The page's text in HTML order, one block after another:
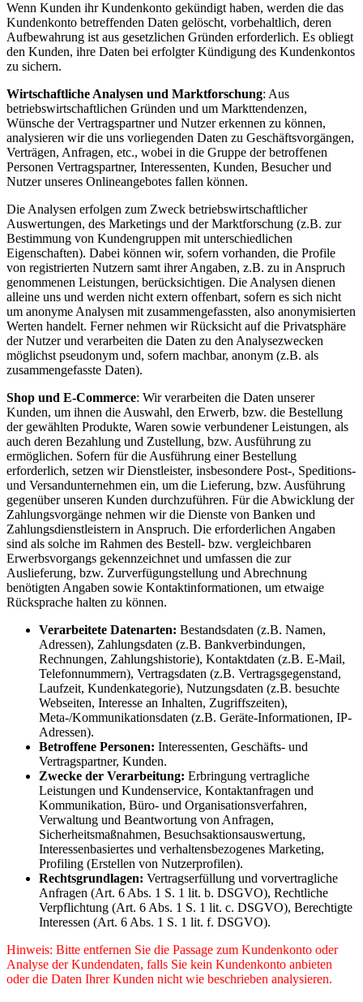
Wenn Kunden ihr Kundenkonto gekündigt haben, werden die das
Kundenkonto betreffenden Daten gelöscht, vorbehaltlich, deren
Aufbewahrung ist aus gesetzlichen Gründen erforderlich. Es obliegt
den Kunden, ihre Daten bei erfolgter Kündigung des Kundenkontos
zu sichern.
Wirtschaftliche Analysen und Marktforschung: Aus
betriebswirtschaftlichen Gründen und um Markttendenzen,
Wünsche der Vertragspartner und Nutzer erkennen zu können,
analysieren wir die uns vorliegenden Daten zu Geschäftsvorgängen,
Verträgen, Anfragen, etc., wobei in die Gruppe der betroffenen
Personen Vertragspartner, Interessenten, Kunden, Besucher und
Nutzer unseres Onlineangebotes fallen können.
Die Analysen erfolgen zum Zweck betriebswirtschaftlicher
Auswertungen, des Marketings und der Marktforschung (z.B. zur
Bestimmung von Kundengruppen mit unterschiedlichen
Eigenschaften). Dabei können wir, sofern vorhanden, die Profile
von registrierten Nutzern samt ihrer Angaben, z.B. zu in Anspruch
genommenen Leistungen, berücksichtigen. Die Analysen dienen
alleine uns und werden nicht extern offenbart, sofern es sich nicht
um anonyme Analysen mit zusammengefassten, also anonymisierten
Werten handelt. Ferner nehmen wir Rücksicht auf die Privatsphäre
der Nutzer und verarbeiten die Daten zu den Analysezwecken
möglichst pseudonym und, sofern machbar, anonym (z.B. als
zusammengefasste Daten).
Shop und E-Commerce: Wir verarbeiten die Daten unserer
Kunden, um ihnen die Auswahl, den Erwerb, bzw. die Bestellung
der gewählten Produkte, Waren sowie verbundener Leistungen, als
auch deren Bezahlung und Zustellung, bzw. Ausführung zu
ermöglichen. Sofern für die Ausführung einer Bestellung
erforderlich, setzen wir Dienstleister, insbesondere Post-, Speditions-
und Versandunternehmen ein, um die Lieferung, bzw. Ausführung
gegenüber unseren Kunden durchzuführen. Für die Abwicklung der
Zahlungsvorgänge nehmen wir die Dienste von Banken und
Zahlungsdienstleistern in Anspruch. Die erforderlichen Angaben
sind als solche im Rahmen des Bestell- bzw. vergleichbaren
Erwerbsvorgangs gekennzeichnet und umfassen die zur
Auslieferung, bzw. Zurverfügungstellung und Abrechnung
benötigten Angaben sowie Kontaktinformationen, um etwaige
Rücksprache halten zu können.
Verarbeitete Datenarten: Bestandsdaten (z.B. Namen,
Adressen), Zahlungsdaten (z.B. Bankverbindungen,
Rechnungen, Zahlungshistorie), Kontaktdaten (z.B. E-Mail,
Telefonnummern), Vertragsdaten (z.B. Vertragsgegenstand,
Laufzeit, Kundenkategorie), Nutzungsdaten (z.B. besuchte
Webseiten, Interesse an Inhalten, Zugriffszeiten),
Meta-/Kommunikationsdaten (z.B. Geräte-Informationen, IP-
Adressen).
Betroffene Personen: Interessenten, Geschäfts- und
Vertragspartner, Kunden.
Zwecke der Verarbeitung: Erbringung vertragliche
Leistungen und Kundenservice, Kontaktanfragen und
Kommunikation, Büro- und Organisationsverfahren,
Verwaltung und Beantwortung von Anfragen,
Sicherheitsmaßnahmen, Besuchsaktionsauswertung,
Interessenbasiertes und verhaltensbezogenes Marketing,
Profiling (Erstellen von Nutzerprofilen).
Rechtsgrundlagen: Vertragserfüllung und vorvertragliche
Anfragen (Art. 6 Abs. 1 S. 1 lit. b. DSGVO), Rechtliche
Verpflichtung (Art. 6 Abs. 1 S. 1 lit. c. DSGVO), Berechtigte
Interessen (Art. 6 Abs. 1 S. 1 lit. f. DSGVO).
Hinweis: Bitte entfernen Sie die Passage zum Kundenkonto oder
Analyse der Kundendaten, falls Sie kein Kundenkonto anbieten
oder die Daten Ihrer Kunden nicht wie beschrieben analysieren.